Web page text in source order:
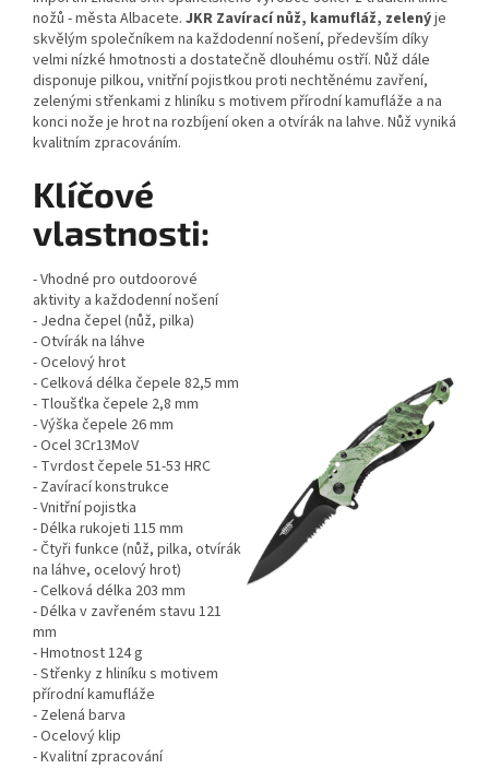
nožů - města Albacete. JKR Zavírací nůž, kamufláž, zelenýje
skvělým společníkem na každodenní nošení, především díky
velmi nízké hmotnosti a dostatečně dlouhému ostří. Nůž dále
disponuje pilkou, vnitřní pojistkou proti nechtěnému zavření,
zelenými střenkami z hliníku s motivem přírodní kamufláže a na
konci nože je hrot na rozbíjení oken a otvírák na lahve. Nůž vyniká
kvalitním zpracováním.
Klíčové
vlastnosti:
- Vhodné pro outdoorové
aktivity a každodenní nošení
- Jedna čepel (nůž, pilka)
- Otvírák na láhve
- Ocelový hrot
- Celková délka čepele 82,5 mm
- Tloušťka čepele 2,8 mm
- Výška čepele 26 mm
- Ocel 3Cr13MoV
- Tvrdost čepele 51-53 HRC
- Zavírací konstrukce
- Vnitřní pojistka
- Délka rukojeti 115 mm
- Čtyři funkce (nůž, pilka, otvírák
na láhve, ocelový hrot)
- Celková délka 203 mm
- Délka v zavřeném stavu 121
mm
- Hmotnost 124 g
- Střenky z hliníku s motivem
přírodní kamufláže
- Zelená barva
- Ocelový klip
- Kvalitní zpracování